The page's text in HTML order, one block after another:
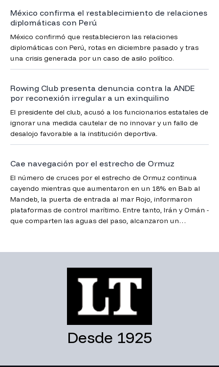
México confirma el restablecimiento de relaciones
diplomáticas con Perú
México confirmó que restablecieron las relaciones
diplomáticas con Perú, rotas en diciembre pasado y tras
una crisis generada por un caso de asilo político.
Rowing Club presenta denuncia contra la ANDE
por reconexión irregular a un exinquilino
El presidente del club, acusó a los funcionarios estatales de
ignorar una medida cautelar de no innovar y un fallo de
desalojo favorable a la institución deportiva.
Cae navegación por el estrecho de Ormuz
El número de cruces por el estrecho de Ormuz continua
cayendo mientras que aumentaron en un 18% en Bab al
Mandeb, la puerta de entrada al mar Rojo, informaron
plataformas de control marítimo. Entre tanto, Irán y Omán -
que comparten las aguas del paso, alcanzaron un
Desde 1925